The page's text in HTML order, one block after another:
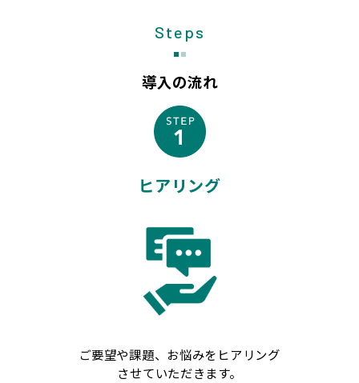
Steps
導入の流れ
ヒアリング
ご要望や課題、お悩みをヒアリング
させていただきます。